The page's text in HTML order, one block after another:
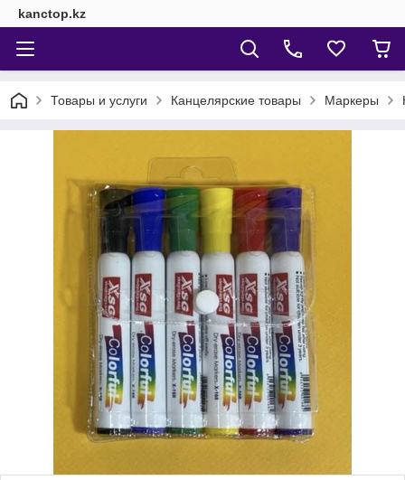
kanctop.kz
Товары и услуги Канцелярские товары Маркеры